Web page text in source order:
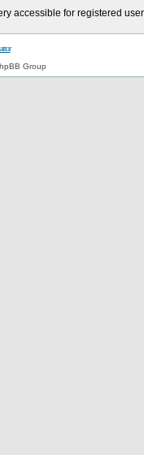
accessible for registered
Group